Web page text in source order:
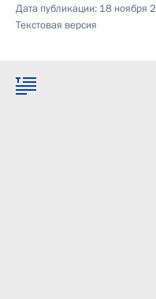
Дата публикации: 18 ноября
Текстовая версия